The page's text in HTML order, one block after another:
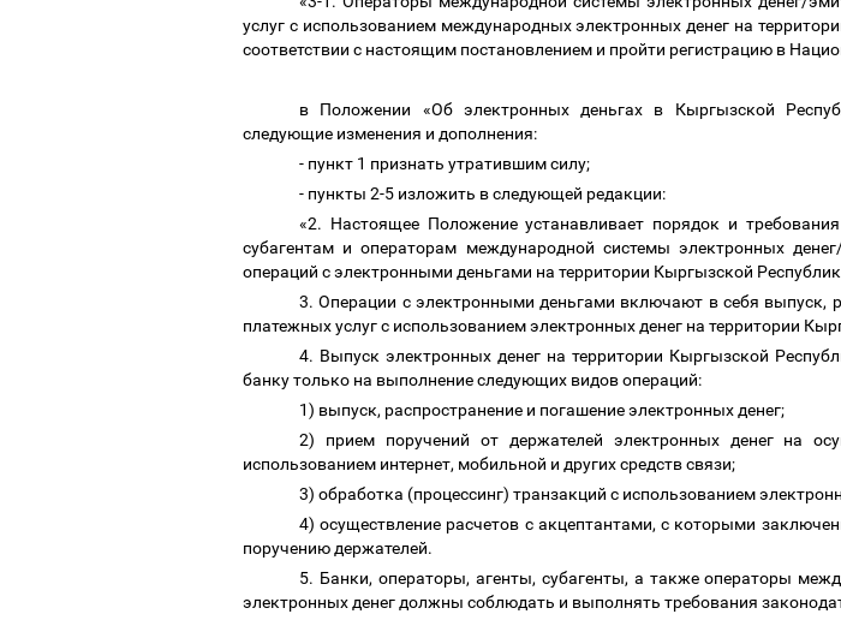
услуг с использованием международных электронных денег на
соответствии с настоящим постановлением и пройти регистрацию в
в Положении «Об электронных деньгах в Кыргызской
следующие изменения и дополнения:
- пункт 1 признать утратившим силу;
- пункты 2-5 изложить в следующей редакции:
«2. Настоящее Положение устанавливает порядок и
субагентам и операторам международной системы электронных
операций с электронными деньгами на территории Кыргызской
3. Операции с электронными деньгами включают в себя выпуск,
платежных услуг с использованием электронных денег на территории
4. Выпуск электронных денег на территории Кыргызской
банку только на выполнение следующих видов операций:
1) выпуск, распространение и погашение электронных денег;
2) прием поручений от держателей электронных денег на
использованием интернет, мобильной и других средств связи;
3) обработка (процессинг) транзакций с использованием
4) осуществление расчетов с акцептантами, с которыми
поручению держателей.
5. Банки, операторы, агенты, субагенты, а также операторы
электронных денег должны соблюдать и выполнять требования